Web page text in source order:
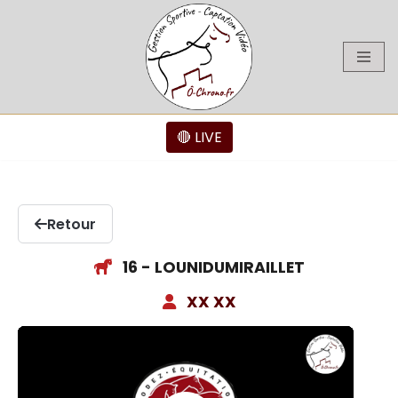
🔴 LIVE
Retour
16 - LOUNIDUMIRAILLET
XX XX